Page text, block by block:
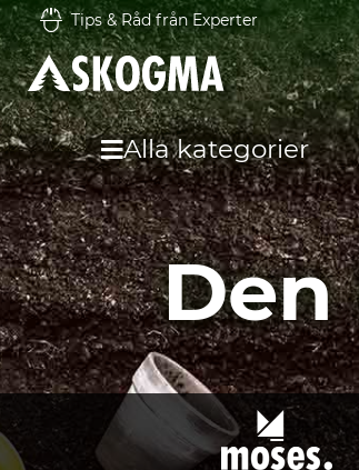
Tips & Råd från Experter
Alla kategorier